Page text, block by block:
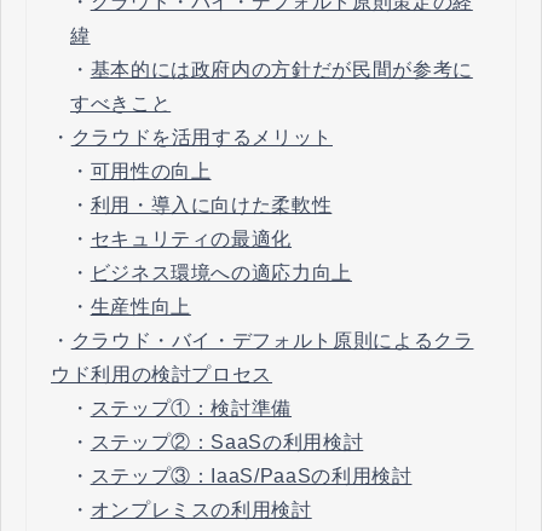
緯
・ 基本的には政府内の方針だが民間が参考に
すべきこと
・ クラウドを活用するメリット
・ 可用性の向上
・ 利用・導入に向けた柔軟性
・ セキュリティの最適化
・ ビジネス環境への適応力向上
・ 生産性向上
・ クラウド・バイ・デフォルト原則によるクラ
ウド利用の検討プロセス
・ ステップ①：検討準備
・ ステップ②：SaaSの利用検討
・ ステップ③：IaaS/PaaSの利用検討
・ オンプレミスの利用検討